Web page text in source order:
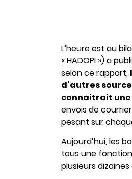
L’heure est au
« HADOPI ») a
selon ce rapport,
d’autres
connaitrait
envois de
pesant sur
Aujourd’hui, les
tous une
plusieurs